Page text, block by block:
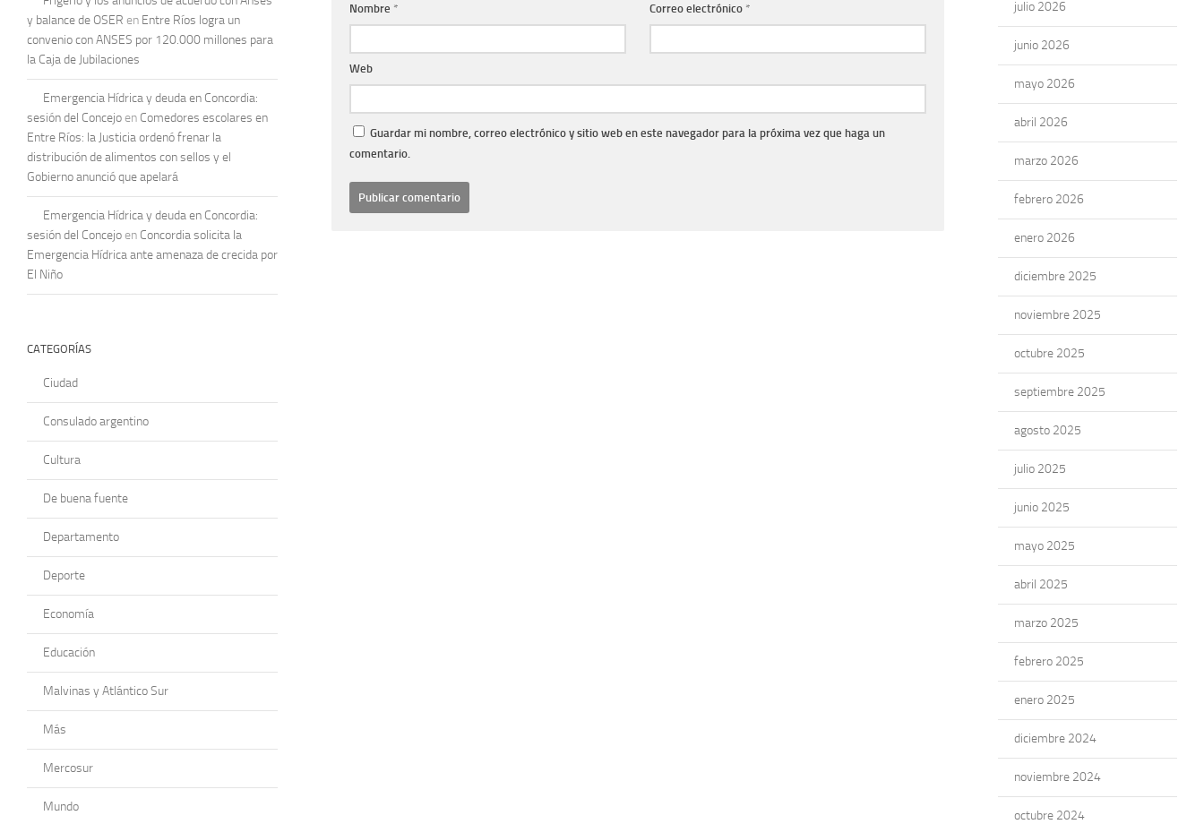
Nombre * Correo electrónico *
Web
Guardar mi nombre, correo electrónico y sitio web en este navegador para la próxima vez que haga un
comentario.
y balance de OSER en Entre Ríos logra un
convenio con ANSES por 120.000 millones para
la Caja de Jubilaciones
Emergencia Hídrica y deuda en Concordia:
sesión del Concejo en Comedores escolares en
Entre Ríos: la Justicia ordenó frenar la
distribución de alimentos con sellos y el
Gobierno anunció que apelará
Emergencia Hídrica y deuda en Concordia:
sesión del Concejo en Concordia solicita la
Emergencia Hídrica ante amenaza de crecida por
El Niño
CATEGORÍAS
Ciudad
Consulado argentino
Cultura
De buena fuente
Departamento
Deporte
Economía
Educación
Malvinas y Atlántico Sur
Más
Mercosur
Mundo
julio 2026
junio 2026
mayo 2026
abril 2026
marzo 2026
febrero 2026
enero 2026
diciembre 2025
noviembre 2025
octubre 2025
septiembre 2025
agosto 2025
julio 2025
junio 2025
mayo 2025
abril 2025
marzo 2025
febrero 2025
enero 2025
diciembre 2024
noviembre 2024
octubre 2024